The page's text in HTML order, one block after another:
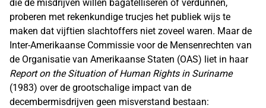
die de misdrijven willen bagatelliseren of verdunnen,
proberen met rekenkundige trucjes het publiek wijs te
maken dat vijftien slachtoffers niet zoveel waren. Maar de
Inter-Amerikaanse Commissie voor de Mensenrechten van
de Organisatie van Amerikaanse Staten (OAS) liet in haar
Report on the Situation of Human Rights in Suriname
(1983) over de grootschalige impact van de
decembermisdrijven geen misverstand bestaan: